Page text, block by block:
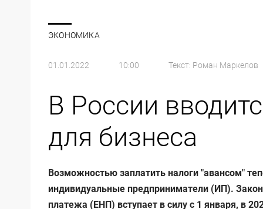
ЭКОНОМИКА
01.01.2022 10:00 Текст: Роман Маркелов
В России
для бизнеса
Возможностью заплатить налоги "авансом"
индивидуальные предприниматели (ИП).
платежа (ЕНП) вступает в силу с 1 января, в